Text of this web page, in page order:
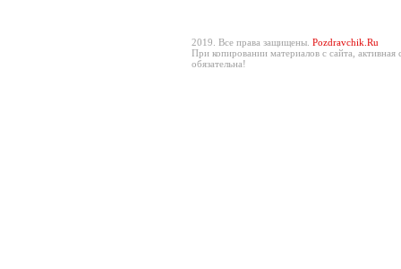
2019. Все права защищены. Pozdravchik.Ru
При копировании материалов с сайта, активная
обязательна!